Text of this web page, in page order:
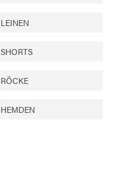
LEINEN
SHORTS
RÖCKE
HEMDEN